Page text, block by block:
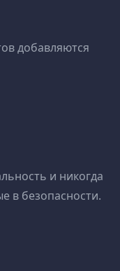
добавляются
и никогда
в безопасности.